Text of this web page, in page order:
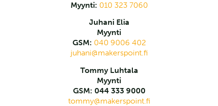
Myynti: 010 323 7060
Juhani Elia
Myynti
GSM: 040 9006 402
juhani@makerspoint.fi
Tommy Luhtala
Myynti
GSM: 044 333 9000
tommy@makerspoint.fi